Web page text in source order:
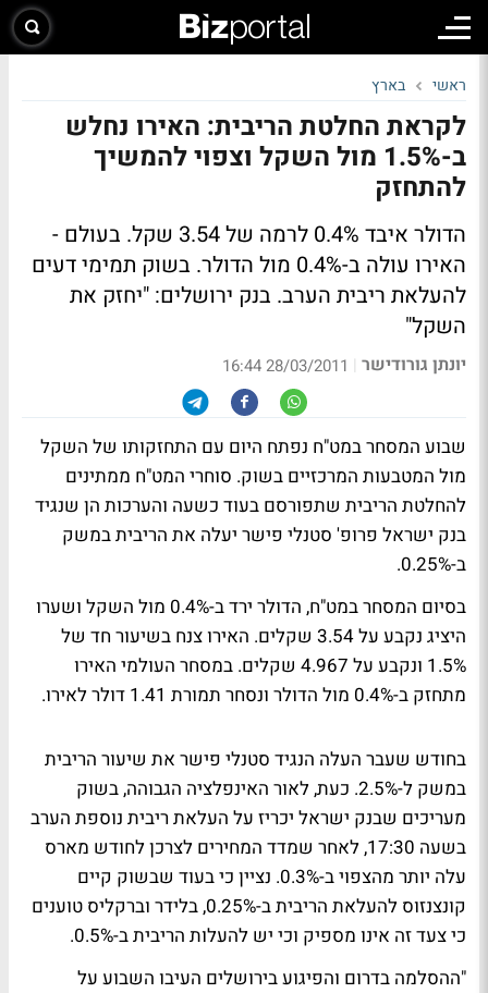
ראשי בארץ
לקראת החלטת הריבית: האירו נחלש
ב-1.5% מול השקל וצפוי להמשיך
להתחזק
הדולר איבד 0.4% לרמה של 3.54 שקל. בעולם -
האירו עולה ב-0.4% מול הדולר. בשוק תמימי דעים
להעלאת ריבית הערב. בנק ירושלים: "יחזק את
השקל"
יונתן גורודישר |
28/03/2011 16:44
שבוע המסחר במט"ח נפתח היום עם התחזקותו של השקל
מול המטבעות המרכזיים בשוק. סוחרי המט"ח ממתינים
להחלטת הריבית שתפורסם בעוד כשעה והערכות הן שנגיד
בנק ישראל פרופ' סטנלי פישר יעלה את הריבית במשק
ב-0.25%.
בסיום המסחר במט"ח, הדולר ירד ב-0.4% מול השקל ושערו
היציג נקבע על 3.54 שקלים. האירו צנח בשיעור חד של
1.5% ונקבע על 4.967 שקלים. במסחר העולמי האירו
מתחזק ב-0.4% מול הדולר ונסחר תמורת 1.41 דולר לאירו.
בחודש שעבר העלה הנגיד סטנלי פישר את שיעור הריבית
במשק ל-2.5%. כעת, לאור האינפלציה הגבוהה, בשוק
מעריכים שבנק ישראל יכריז על העלאת ריבית נוספת הערב
בשעה 17:30, לאחר שמדד המחירים לצרכן לחודש מארס
עלה יותר מהצפוי ב-0.3%. נציין כי בעוד שבשוק קיים
קונצנזוס להעלאת הריבית ב-0.25%, בלידר וברקליס טוענים
כי צעד זה אינו מספיק וכי יש להעלות הריבית ב-0.5%.
"ההסלמה בדרום והפיגוע בירושלים העיבו השבוע על